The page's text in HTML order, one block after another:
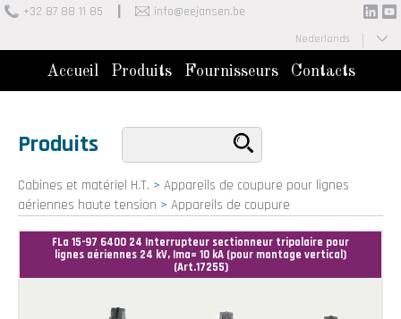
+32 87 88 11 85 info@eejansen.be
Nederlands
Français
Accueil Produits Fournisseurs Contacts
Produits
Cabines et matériel H.T. > Appareils de coupure pour lignes
aériennes haute tension > Appareils de coupure
FLa 15-97 6400 24 Interrupteur sectionneur tripolaire pour
lignes aériennes 24 kV, Ima= 10 kA (pour montage vertical)
(Art.17255)